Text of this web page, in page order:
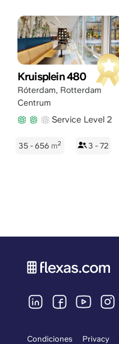
Kruisplein 480
Róterdam, Rotterdam
Centrum
Service Level 2
35 - 656 m2 3 - 72
Condiciones Privacy